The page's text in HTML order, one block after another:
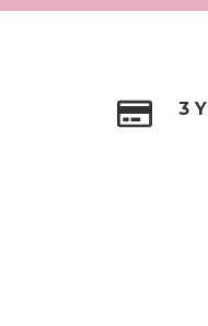
3